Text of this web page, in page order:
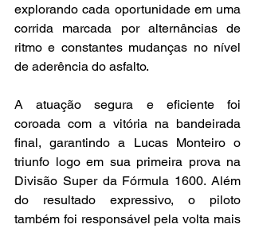
explorando cada oportunidade em uma
corrida marcada por alternâncias de
ritmo e constantes mudanças no nível
de aderência do asfalto.
A atuação segura e eficiente foi
coroada com a vitória na bandeirada
final, garantindo a Lucas Monteiro o
triunfo logo em sua primeira prova na
Divisão Super da Fórmula 1600. Além
do resultado expressivo, o piloto
também foi responsável pela volta mais